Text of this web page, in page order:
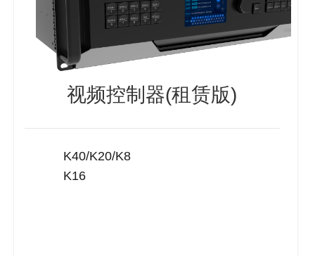
视频控制器(租赁版)
K40/K20/K8
K16